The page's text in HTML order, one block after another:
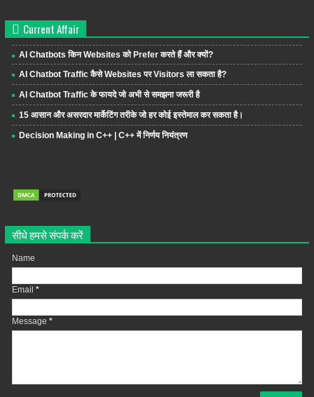
Current Affair
AI Chatbots किन Websites को Prefer करते हैं और क्यों?
AI Chatbot Traffic कैसे Websites पर Visitors ला सकता है?
AI Chatbot Traffic के फायदे जो अभी से समझना जरूरी है
15 आसान और असरदार मार्केटिंग तरीके जो हर कोई इस्तेमाल कर सकता है।
Decision Making in C++ | C++ में निर्णय नियंत्रण
सीधे हमसे संपर्क करें
Name
Email *
Message *